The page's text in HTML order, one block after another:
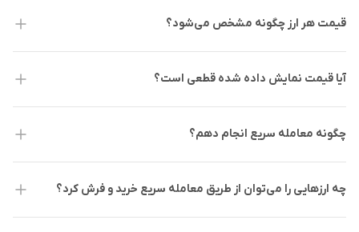
قیمت هر ارز چگونه مشخص می‌شود؟
آیا قیمت نمایش داده شده قطعی است؟
چگونه معامله سریع انجام دهم؟
چه ارزهایی را می‌توان از طریق معامله سریع خرید و فرش کرد؟